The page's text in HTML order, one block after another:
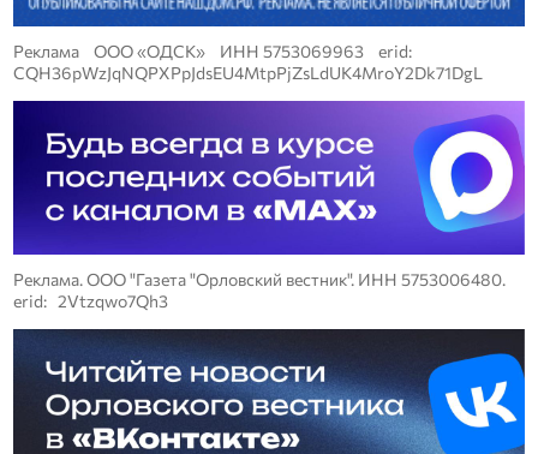
Реклама ООО «ОДСК» ИНН 5753069963 erid:
CQH36pWzJqNQPXPpJdsEU4MtpPjZsLdUK4MroY2Dk71DgL
Реклама. ООО "Газета "Орловский вестник". ИНН 5753006480.
erid: 2Vtzqwo7Qh3